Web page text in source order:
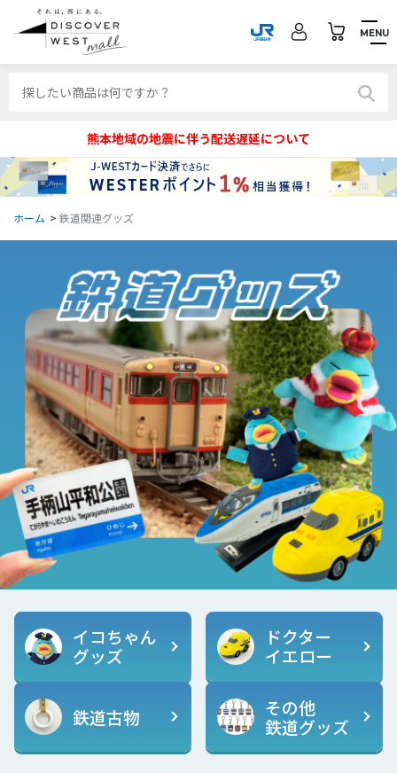
MENU
熊本地域の地震に伴う配送遅延について
ホーム > 鉄道関連グッズ
イコちゃん
グッズ
ドクター
イエロー
鉄道古物
その他
鉄道グッズ